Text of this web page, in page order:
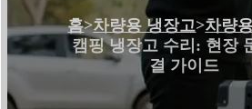
홈>차량용 냉장고>차량
캠핑 냉장고 수리: 현장
결 가이드